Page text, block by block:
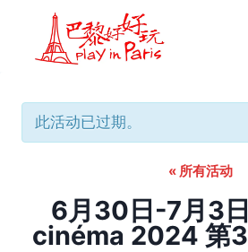
此活动已过期。
« 所有活动
6月30日-7月3
cinéma 2024 第